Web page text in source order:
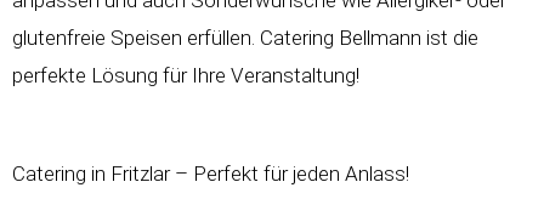
glutenfreie Speisen erfüllen. Catering Bellmann ist die
perfekte Lösung für Ihre Veranstaltung!
Catering in Fritzlar – Perfekt für jeden Anlass!